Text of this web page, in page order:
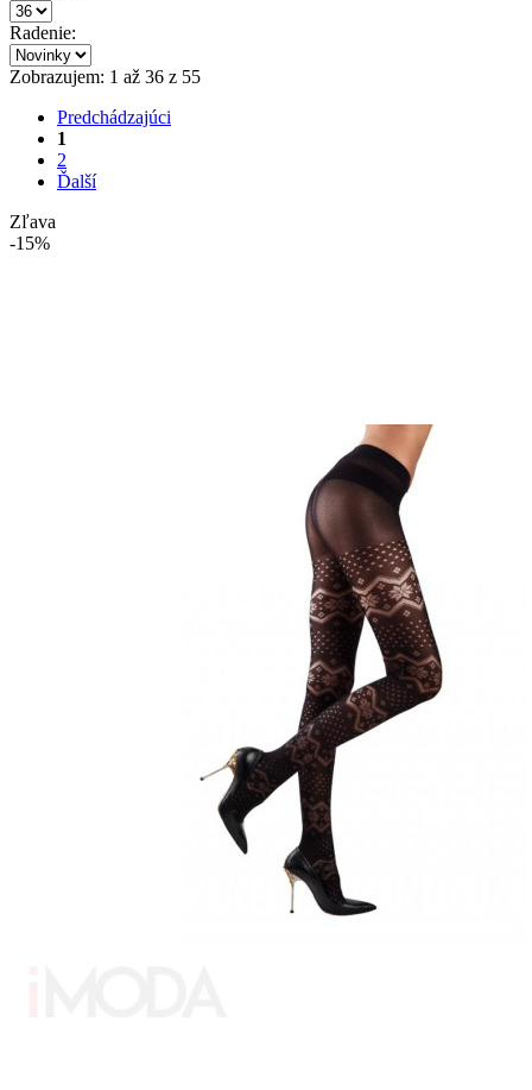
Radenie:
Zobrazujem: 1 až 36 z 55
Predchádzajúci
1
2
Ďalší
Zľava
-15%